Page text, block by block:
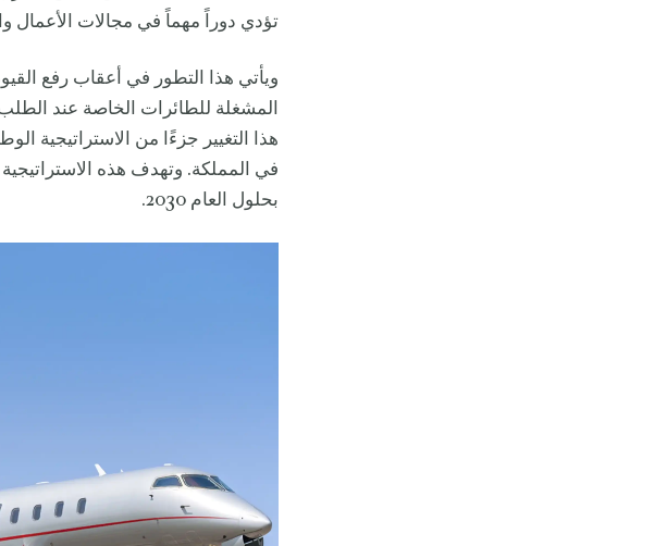
تؤدي دوراً مهماً في مجالات الأعمال
ويأتي هذا التطور في أعقاب رفع
هذا التغيير جزءًا من الاستراتيجية
في المملكة. وتهدف هذه
بحلول العام 2030.